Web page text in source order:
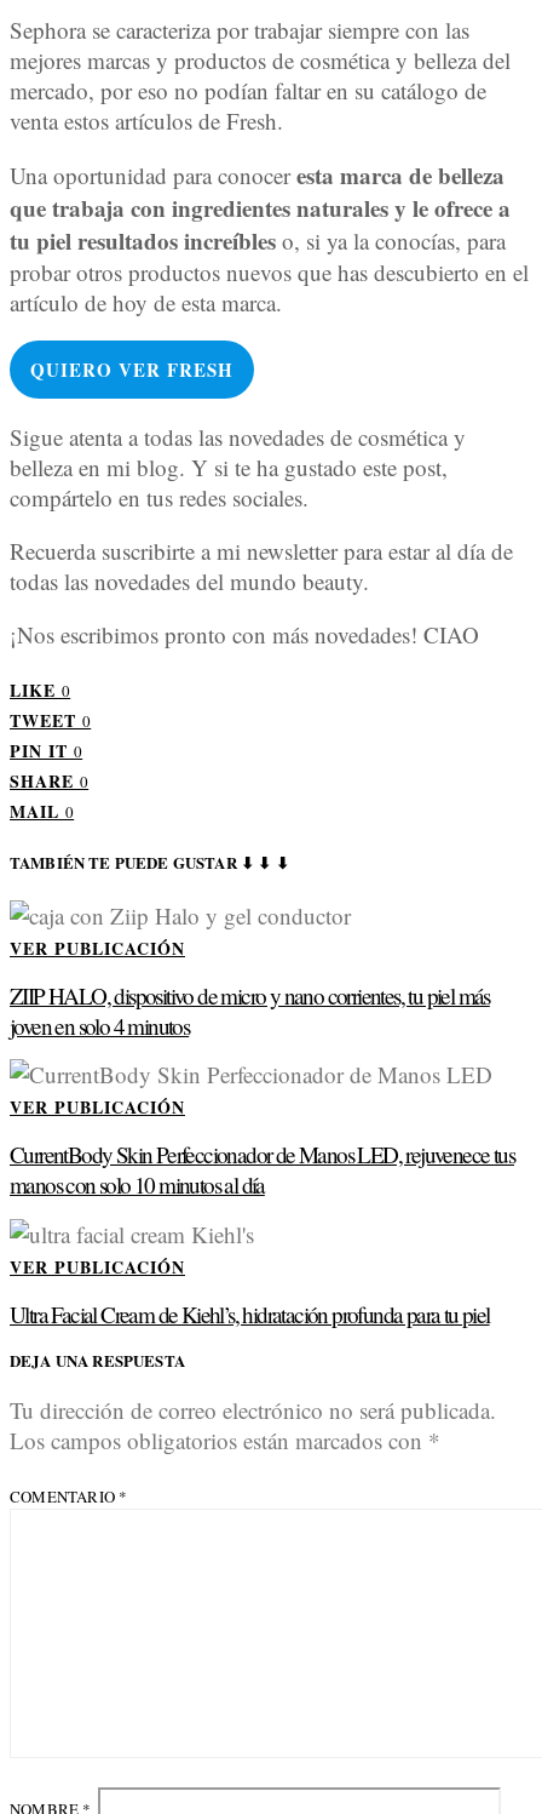
Sephora se caracteriza por trabajar siempre con las
mejores marcas y productos de cosmética y belleza del
mercado, por eso no podían faltar en su catálogo de
venta estos artículos de Fresh.
Una oportunidad para conoceresta marca de belleza
que trabaja con ingredientes naturales y le ofrece a
tu piel resultados increíbles o, si ya la conocías, para
probar otros productos nuevos que has descubierto en el
artículo de hoy de esta marca.
QUIERO VER FRESH
Sigue atenta a todas las novedades de cosmética y
belleza en mi blog. Y si te ha gustado este post,
compártelo en tus redes sociales.
Recuerda suscribirte a mi newsletter para estar al día de
todas las novedades del mundo beauty.
¡Nos escribimos pronto con más novedades! CIAO
LIKE 0
TWEET 0
PIN IT 0
SHARE 0
MAIL 0
TAMBIÉN TE PUEDE GUSTAR ⬇ ⬇ ⬇
VER PUBLICACIÓN
ZIIP HALO, dispositivo de micro y nano corrientes, tu piel más
joven en solo 4 minutos
VER PUBLICACIÓN
CurrentBody Skin Perfeccionador de Manos LED, rejuvenece tus
manos con solo 10 minutos al día
VER PUBLICACIÓN
Ultra Facial Cream de Kiehl’s, hidratación profunda para tu piel
DEJA UNA RESPUESTA
Tu dirección de correo electrónico no será publicada.
Los campos obligatorios están marcados con *
COMENTARIO *
NOMBRE *